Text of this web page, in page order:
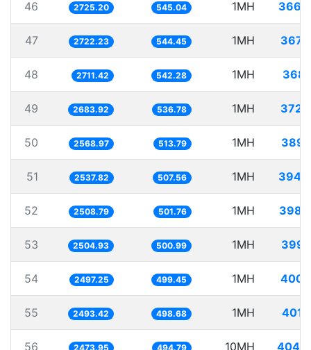
46 2725.20 545.04 1MH
47 2722.23 544.45 1MH
48 2711.42 542.28 1MH
49 2683.92 536.78 1MH
50 2568.97 513.79 1MH
51 2537.82 507.56 1MH
52 2508.79 501.76 1MH
53 2504.93 500.99 1MH
54 2497.25 499.45 1MH
55 2493.42 498.68 1MH
56 2473.95 494.79 10MH